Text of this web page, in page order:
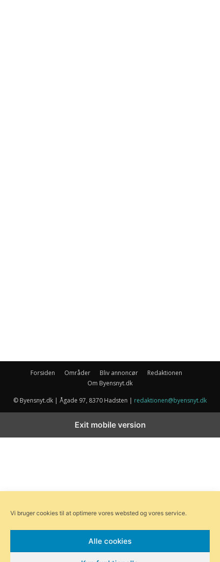
Forsiden Områder Bliv annoncør
Redaktionen
Om Byensnyt.dk
© Byensnyt.dk | Ågade 97, 8370 Hadsten | redaktionen@byensnyt.dk
Vi bruger cookies til at optimere vores websted og vores service.
Alle cookies
Exit mobile version